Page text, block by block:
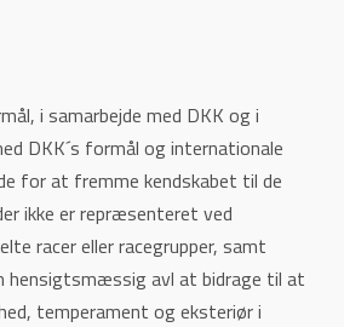
i samarbejde med DKK og i
DKK´s formål og internationale
for at fremme kendskabet til de
ikke er repræsenteret ved
racer eller racegrupper, samt
hensigtsmæssig avl at bidrage til at
temperament og eksteriør i